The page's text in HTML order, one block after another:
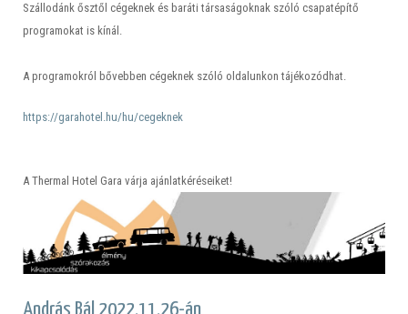
Szállodánk ősztől cégeknek és baráti társaságoknak szóló csapatépítő
programokat is kínál.
A programokról bővebben cégeknek szóló oldalunkon tájékozódhat.
https://garahotel.hu/hu/cegeknek
A Thermal Hotel Gara várja ajánlatkéréseiket!
András Bál 2022.11.26-án